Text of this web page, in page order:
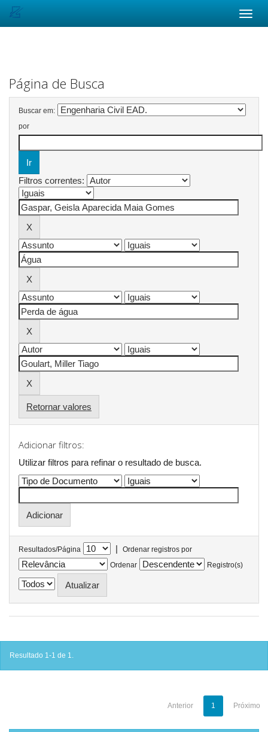
Página de Busca
Buscar em:
por
Filtros correntes:
Retornar valores
Adicionar filtros:
Utilizar filtros para refinar o resultado de busca.
Resultados/Página |
Ordenar registros por
Ordenar
Registro(s)
Resultado 1-1 de 1.
Anterior 1 Próximo